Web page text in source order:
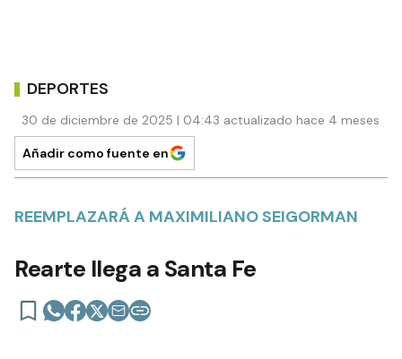
DEPORTES
30 de diciembre de 2025 | 04:43 actualizado hace 4 meses
Añadir como fuente en
REEMPLAZARÁ A MAXIMILIANO SEIGORMAN
Rearte llega a Santa Fe